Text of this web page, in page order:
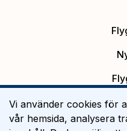
Vi använder cookies för
vår hemsida, analysera